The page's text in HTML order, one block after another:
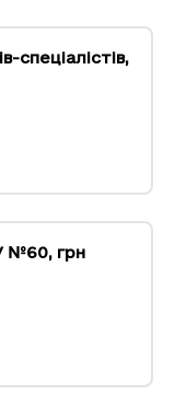
спеціалістів,
№60, грн